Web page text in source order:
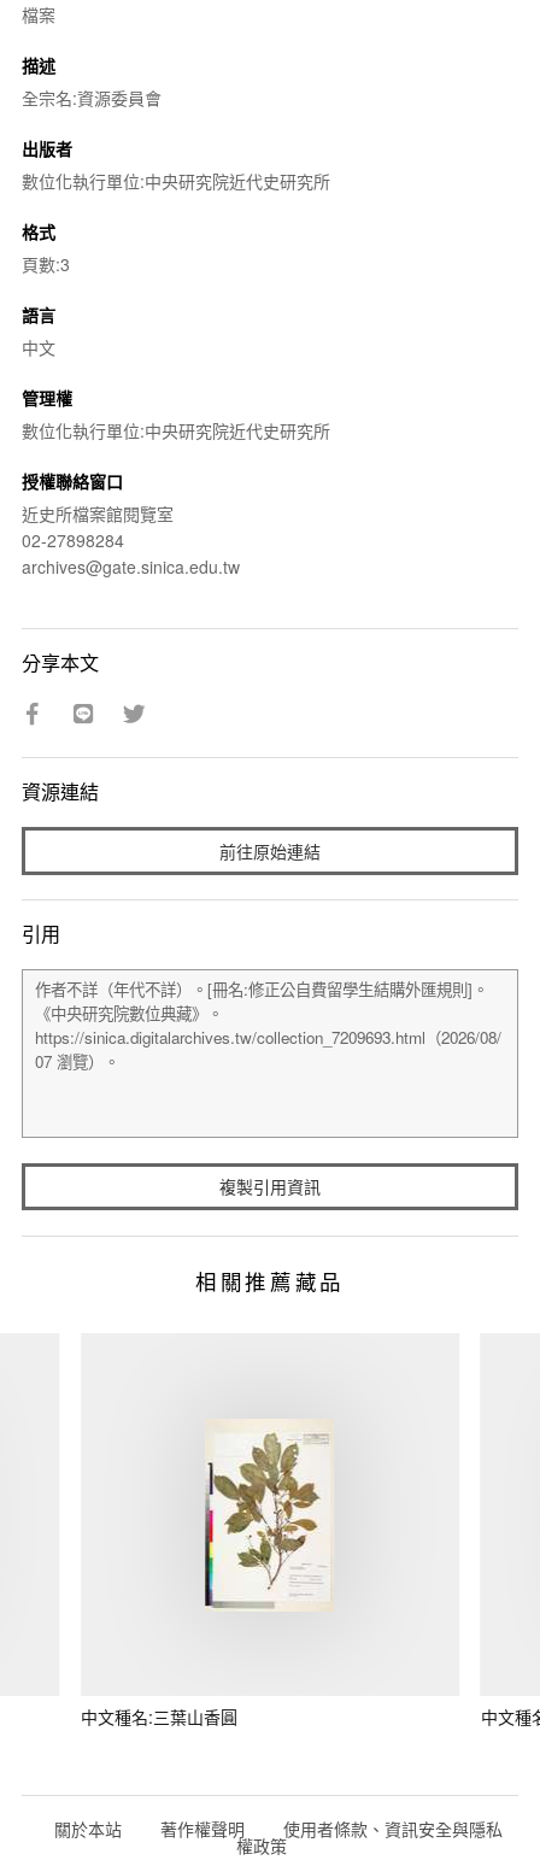
檔案
描述
全宗名:資源委員會
出版者
數位化執行單位:中央研究院近代史研究所
格式
頁數:3
語言
中文
管理權
數位化執行單位:中央研究院近代史研究所
授權聯絡窗口
近史所檔案館閱覽室
02-27898284
archives@gate.sinica.edu.tw
分享本文
資源連結
前往原始連結
引用
複製引用資訊
相關推薦藏品
中文種名:三葉山香圓 中文種
關於本站 著作權聲明 使用者條款、資訊安全與隱私
權政策